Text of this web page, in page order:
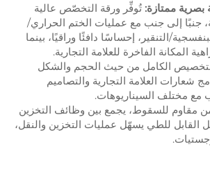
ممتازة: تُوفِّر ورقة التخصّص عالية
جنبًا إلى جنب مع عمليات الختم الحراري/
التنقير، إحساسًا دافئًا وراقيًا، بينما
المكانة الفاخرة للعلامة التجارية.
الكامل من حيث الحجم والشكل
شعارات العلامة التجارية والتصاميم
مع مختلف السيناريوهات.
مقاوم للسقوط، يجمع بين وظائف التخزين
القابل للطي يسهّل عمليات التخزين والنقل،